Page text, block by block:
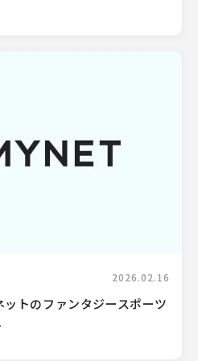
2026.02.16
ットのファンタジースポーツ